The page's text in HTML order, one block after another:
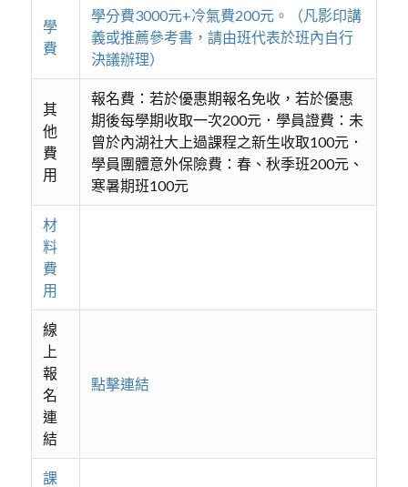
學
費
學分費3000元+冷氣費200元。（凡影印講
義或推薦參考書，請由班代表於班內自行
決議辦理）
其
他
費
用
報名費：若於優惠期報名免收，若於優惠
期後每學期收取一次200元．學員證費：未
曾於內湖社大上過課程之新生收取100元．
學員團體意外保險費：春、秋季班200元、
寒暑期班100元
材
料
費
用
線
上
報
名
連
結
點擊連結
課